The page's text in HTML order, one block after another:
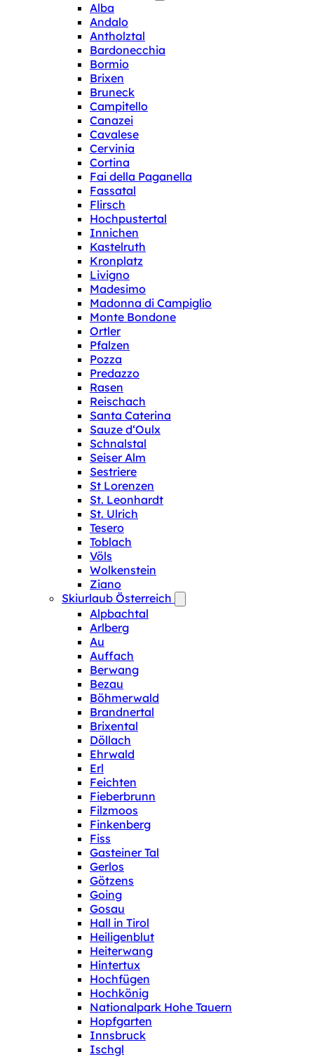
Alba
Andalo
Antholztal
Bardonecchia
Bormio
Brixen
Bruneck
Campitello
Canazei
Cavalese
Cervinia
Cortina
Fai della Paganella
Fassatal
Flirsch
Hochpustertal
Innichen
Kastelruth
Kronplatz
Livigno
Madesimo
Madonna di Campiglio
Monte Bondone
Ortler
Pfalzen
Pozza
Predazzo
Rasen
Reischach
Santa Caterina
Sauze d‘Oulx
Schnalstal
Seiser Alm
Sestriere
St Lorenzen
St. Leonhardt
St. Ulrich
Tesero
Toblach
Völs
Wolkenstein
Ziano
Skiurlaub Österreich
Alpbachtal
Arlberg
Au
Auffach
Berwang
Bezau
Böhmerwald
Brandnertal
Brixental
Döllach
Ehrwald
Erl
Feichten
Fieberbrunn
Filzmoos
Finkenberg
Fiss
Gasteiner Tal
Gerlos
Götzens
Going
Gosau
Hall in Tirol
Heiligenblut
Heiterwang
Hintertux
Hochfügen
Hochkönig
Nationalpark Hohe Tauern
Hopfgarten
Innsbruck
Ischgl